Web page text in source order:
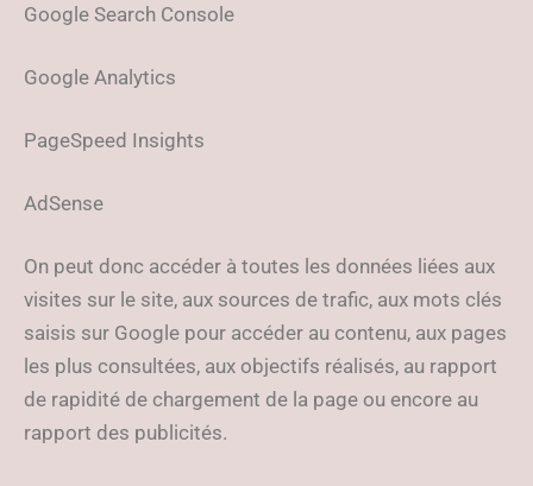
Google Search Console
Google Analytics
PageSpeed Insights
AdSense
On peut donc accéder à toutes les données liées aux
visites sur le site, aux sources de trafic, aux mots clés
saisis sur Google pour accéder au contenu, aux pages
les plus consultées, aux objectifs réalisés, au rapport
de rapidité de chargement de la page ou encore au
rapport des publicités.